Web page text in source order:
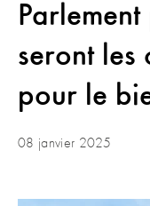
seront les
pour le
08 janvier 2025